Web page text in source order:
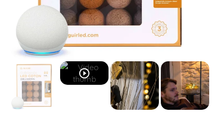
play_circle_outline